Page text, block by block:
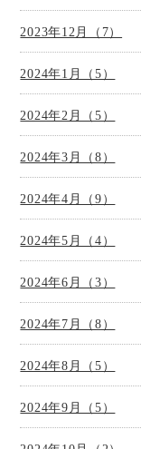
2023年12月（7）
2024年1月（5）
2024年2月（5）
2024年3月（8）
2024年4月（9）
2024年5月（4）
2024年6月（3）
2024年7月（8）
2024年8月（5）
2024年9月（5）